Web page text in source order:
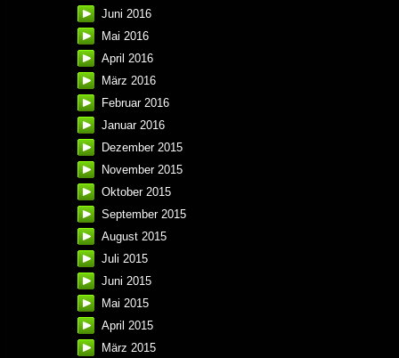
Juni 2016
Mai 2016
April 2016
März 2016
Februar 2016
Januar 2016
Dezember 2015
November 2015
Oktober 2015
September 2015
August 2015
Juli 2015
Juni 2015
Mai 2015
April 2015
März 2015